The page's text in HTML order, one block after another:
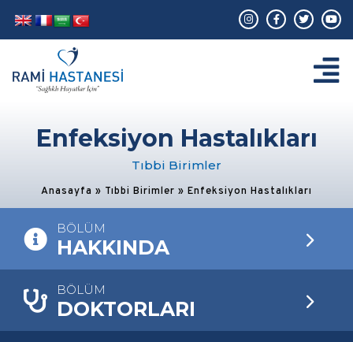
Enfeksiyon Hastalıkları
Tıbbi Birimler
Anasayfa » Tıbbi Birimler » Enfeksiyon Hastalıkları
BÖLÜM
HAKKINDA
BÖLÜM
DOKTORLARI